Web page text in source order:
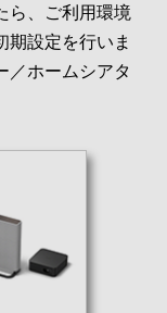
ら、ご利用環境
期設定を行いま
／ホームシアタ